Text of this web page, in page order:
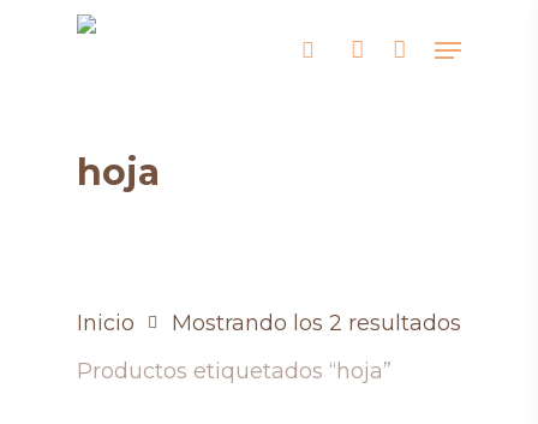
searchaccount
Menu
hoja
Mostrando los 2 resultados
Inicio
Productos etiquetados “hoja”